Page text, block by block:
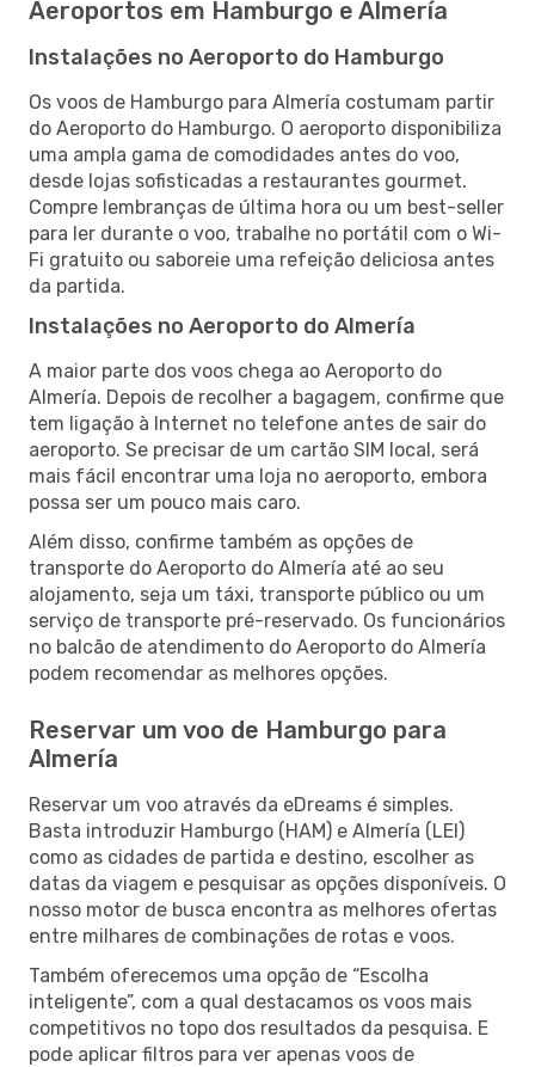
Aeroportos em Hamburgo e Almería
Instalações no Aeroporto do Hamburgo
Os voos de Hamburgo para Almería costumam partir
do Aeroporto do Hamburgo. O aeroporto disponibiliza
uma ampla gama de comodidades antes do voo,
desde lojas sofisticadas a restaurantes gourmet.
Compre lembranças de última hora ou um best-seller
para ler durante o voo, trabalhe no portátil com o Wi-
Fi gratuito ou saboreie uma refeição deliciosa antes
da partida.
Instalações no Aeroporto do Almería
A maior parte dos voos chega ao Aeroporto do
Almería. Depois de recolher a bagagem, confirme que
tem ligação à Internet no telefone antes de sair do
aeroporto. Se precisar de um cartão SIM local, será
mais fácil encontrar uma loja no aeroporto, embora
possa ser um pouco mais caro.
Além disso, confirme também as opções de
transporte do Aeroporto do Almería até ao seu
alojamento, seja um táxi, transporte público ou um
serviço de transporte pré-reservado. Os funcionários
no balcão de atendimento do Aeroporto do Almería
podem recomendar as melhores opções.
Reservar um voo de Hamburgo para
Almería
Reservar um voo através da eDreams é simples.
Basta introduzir Hamburgo (HAM) e Almería (LEI)
como as cidades de partida e destino, escolher as
datas da viagem e pesquisar as opções disponíveis. O
nosso motor de busca encontra as melhores ofertas
entre milhares de combinações de rotas e voos.
Também oferecemos uma opção de “Escolha
inteligente”, com a qual destacamos os voos mais
competitivos no topo dos resultados da pesquisa. E
pode aplicar filtros para ver apenas voos de